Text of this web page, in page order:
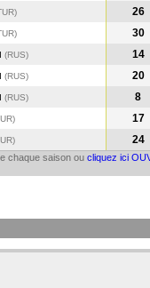
)
26
)
30
(RUS)
14
(RUS)
20
(RUS)
8
)
17
) 24
chaque saison ou cliquez ici